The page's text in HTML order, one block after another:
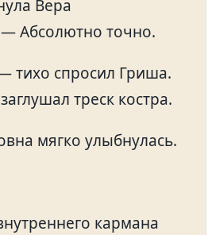
Вера
Абсолютно точно.
тихо спросил Гриша.
треск костра.
мягко улыбнулась.
кармана